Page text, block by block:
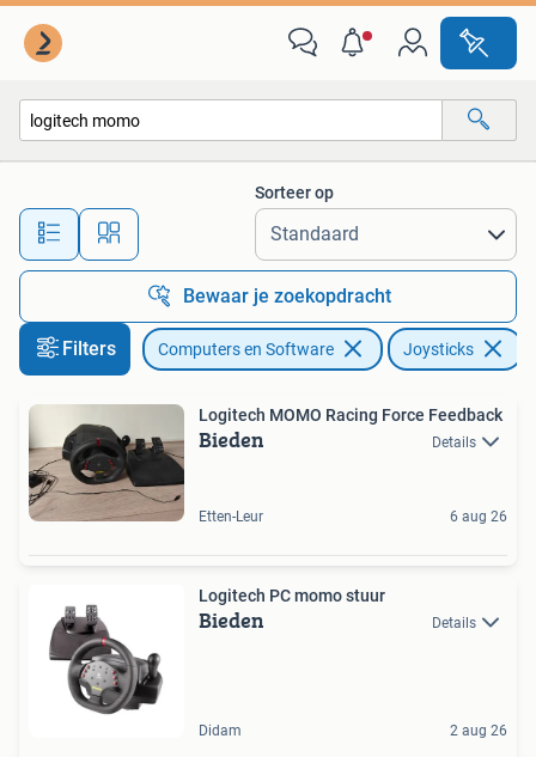
Alle afstanden…
Sorteer op
Bewaar je zoekopdracht
Filters Computers en Software Joysticks
Logitech MOMO Racing Force Feedback
Bieden Details
Etten-Leur 6 aug 26
Logitech PC momo stuur
Bieden Details
Didam 2 aug 26